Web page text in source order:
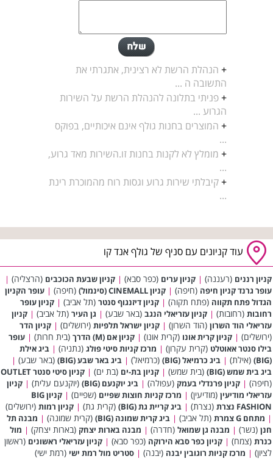
+ הנהלת הרשת לא רצינית, אתגרתי את
התשובה ה ...
+פניתי בתלונה להנהלת הרשת על השירות
הגרוע ...
+ המוצרים בחנות גולף אינם איכותיים, בפוקס
...
+ מומלץ לא לקנות בחנות זו.השירות מאד גרוע,
...
+קיבלתי שירות גרוע וגסות רוח מהמוכרת רינת
...
עוד קניונים עם סניף של גולף אנד קו
קניון רננים (רעננה) | קניון ערים (כפר סבא) | קניון שבעת הכוכבים (הרצליה) |
עופר גרנד קניון חיפה (חיפה) | קניון CINEMALL (סינמול) (חיפה) | עופר הקניון
הגדול פתח תקווה (פתח תקוה) | קניון דיזנגוף סנטר (תל אביב) | קניון עופר
רחובות (רחובות) | קניון עזריאלי הנגב (באר שבע) | גן העיר (תל אביב) | קניון
עזריאלי הוד השרון (הוד השרון) | קניון ישראל תלפיות (ירושלים) | קניון הדר
(ירושלים) | קניון קרית אונו (קרית אונו) | קניון אם (M) הדרך (בית חרות) | עופר
בילו סנטר אאוטלט (קרית עקרון) | מרכז קניות סיטי פולג (נתניה) | ביג אילת
(BIG)
(אילת) | ביג כרמיאל (BIG) (כרמיאל) | ביג באר שבע (BIG) (באר שבע) |
ביג בית שמש (BIG)
(בית שמש) | קניון בת-ים (בת ים) | קניון סיטי סנטר OUTLET
(חיפה) | קניון פרנדלי בעמק (עפולה) | ביג יוקנעם (BIG) (יוקנעם עלית) | קניון
עזריאלי מודיעין (מודיעין) | מרכז קניות חוצות שפיים (שפיים) |
קניון BIG
FASHION נצרת
(נצרת) | ביג קריית גת (BIG) (קרית גת) | קניון רמות (ירושלים)
| מתחם G צמרת (תל אביב) | ביג קרית שמונה (BIG) (קרית שמונה) | מבנה תל
חנן (נשר) | מבנה גן שמואל (חדרה) | מבנה בארות יצחק (בארות יצחק) | מול
כנרת (צמח) | קניון כפר סבא הירוקה (כפר סבא) | קניון עזריאלי ראשונים (ראשון
לציון) | מרכז קניות רוגובין יבנה (יבנה) | סטריט מול רמת ישי (רמת ישי)